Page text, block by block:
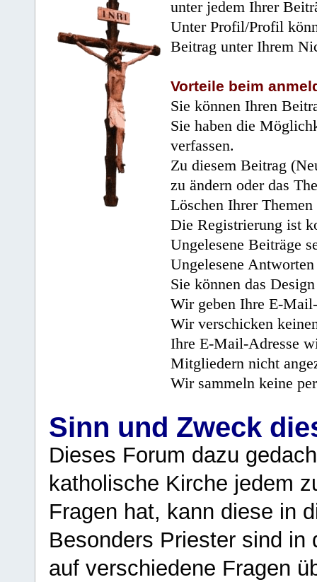
unter jedem Ihrer
Unter Profil/Profil
Beitrag unter Ihrem
Vorteile beim
Sie können Ihren
Sie haben die
verfassen.
Zu diesem Beitrag
zu ändern oder das
Löschen Ihrer
Die Registrierung ist
Ungelesene Beiträge
Ungelesene
Sie können das
Wir geben Ihre E-
Wir verschicken
Ihre E-Mail-Adresse
Mitgliedern nicht
Wir sammeln keine
Sinn und Zweck
Dieses Forum dazu
katholische Kirche jedem
Fragen hat, kann diese in
Besonders Priester sind in
auf verschiedene Fragen